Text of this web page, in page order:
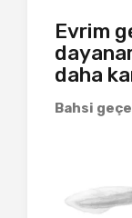
Evrim
daha
Bahsi